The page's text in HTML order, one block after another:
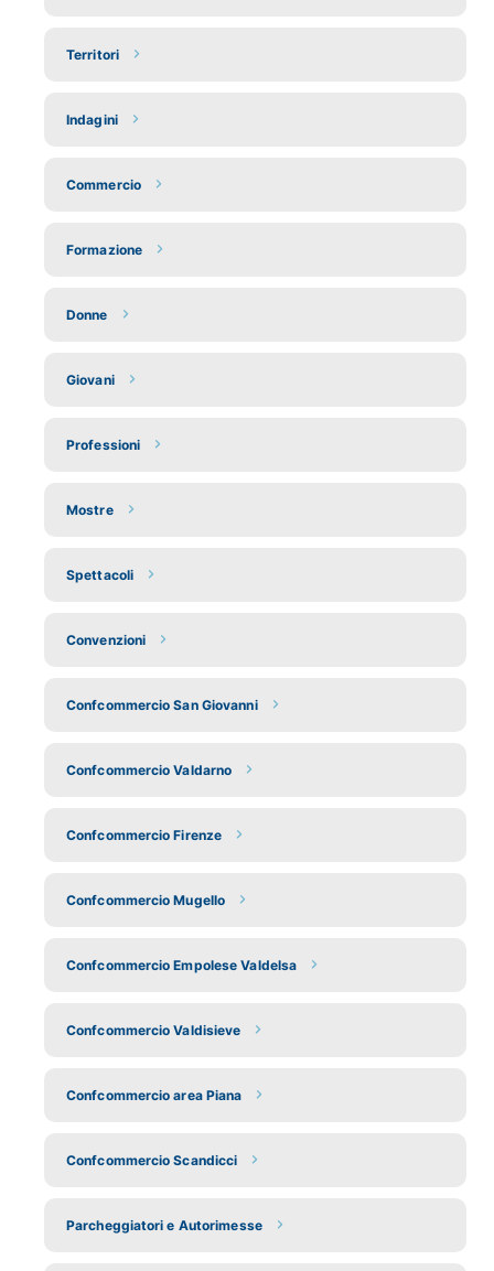
Territori
Indagini
Commercio
Formazione
Donne
Giovani
Professioni
Mostre
Spettacoli
Convenzioni
Confcommercio San Giovanni
Confcommercio Valdarno
Confcommercio Firenze
Confcommercio Mugello
Confcommercio Empolese Valdelsa
Confcommercio Valdisieve
Confcommercio area Piana
Confcommercio Scandicci
Parcheggiatori e Autorimesse